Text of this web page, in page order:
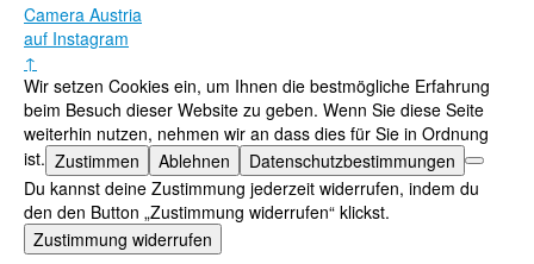
Camera Austria
auf Instagram
↑
Wir setzen Cookies ein, um Ihnen die bestmögliche Erfahrung
beim Besuch dieser Website zu geben. Wenn Sie diese Seite
weiterhin nutzen, nehmen wir an dass dies für Sie in Ordnung
ist. Zustimmen Ablehnen
Datenschutzbestimmungen
Du kannst deine Zustimmung jederzeit widerrufen, indem du
den den Button „Zustimmung widerrufen“ klickst.
Zustimmung widerrufen